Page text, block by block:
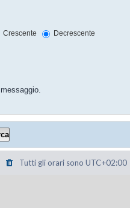
Crescente
Decrescente
Tutti gli orari sono UTC+02:00